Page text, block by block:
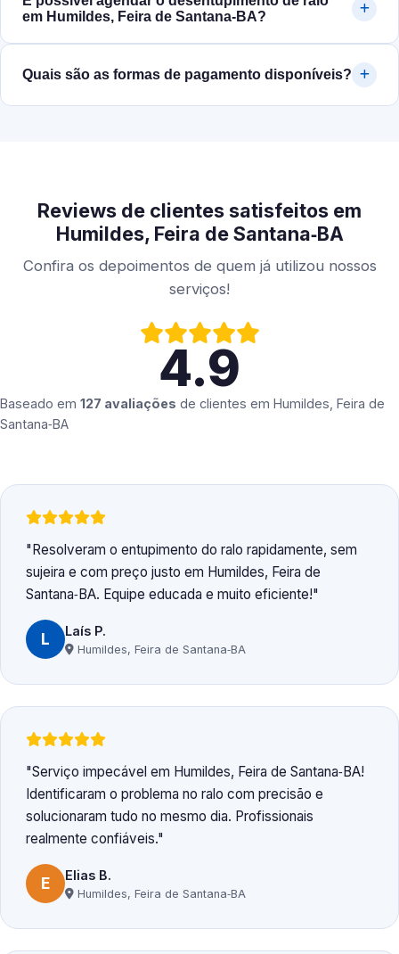
em Humildes, Feira de Santana‑BA?
Quais são as formas de pagamento disponíveis?
Reviews de clientes satisfeitos em
Humildes, Feira de Santana‑BA
Confira os depoimentos de quem já utilizou nossos
serviços!
4.9
Baseado em 127 avaliações de clientes em Humildes, Feira de
Santana‑BA
Resolveram o entupimento do ralo rapidamente, sem
sujeira e com preço justo em Humildes, Feira de
Santana‑BA. Equipe educada e muito eficiente!
L Laís P.
Humildes, Feira de Santana‑BA
Serviço impecável em Humildes, Feira de Santana‑BA!
Identificaram o problema no ralo com precisão e
solucionaram tudo no mesmo dia. Profissionais
realmente confiáveis.
E Elias B.
Humildes, Feira de Santana‑BA